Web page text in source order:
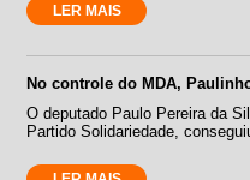
LER MAIS
No controle do MDA,
O deputado Paulo Pereira da
Partido Solidariedade,